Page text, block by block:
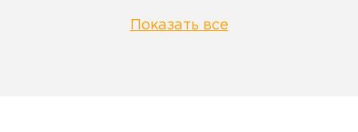
Показать все